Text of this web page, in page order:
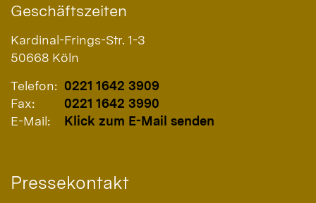
Geschäftszeiten
Kardinal-Frings-Str. 1-3
50668 Köln
Telefon: 0221 1642 3909
Fax:
0221 1642 3990
E-Mail:
Klick zum E-Mail senden
Pressekontakt